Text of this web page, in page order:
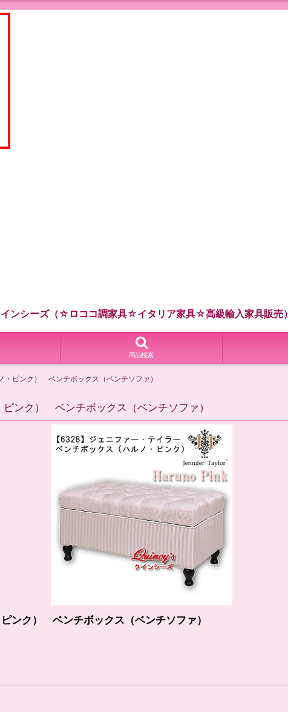
ンシーズ（☆ロココ調家具☆イタリア家具☆高級輸入家具販売）
商品検索
ピンク） ベンチボックス（ベンチソファ）
ンク） ベンチボックス（ベンチソファ）
ンク） ベンチボックス（ベンチソファ）